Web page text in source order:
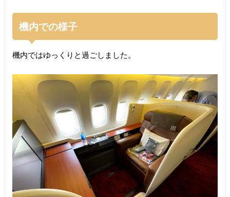
機内での様子
機内ではゆっくりと過ごしました。